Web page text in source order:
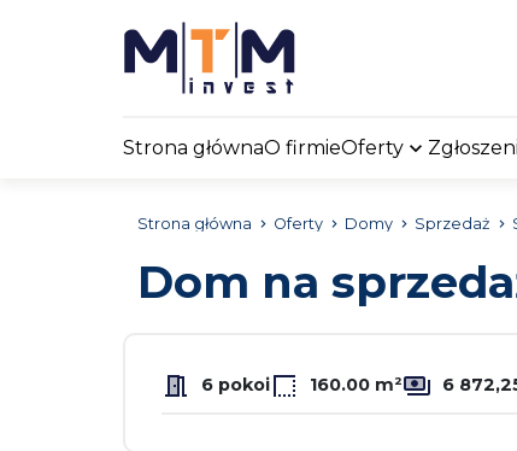
Strona głównaO firmieOferty
Strona główna Oferty Domy Sprzedaż
Dom na
6 pokoi 160.00 m² 6